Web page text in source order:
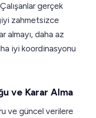
gerçek
zahmetsizce
almayı, daha az
iyi koordinasyonu
ve Karar Alma
ve güncel verilere